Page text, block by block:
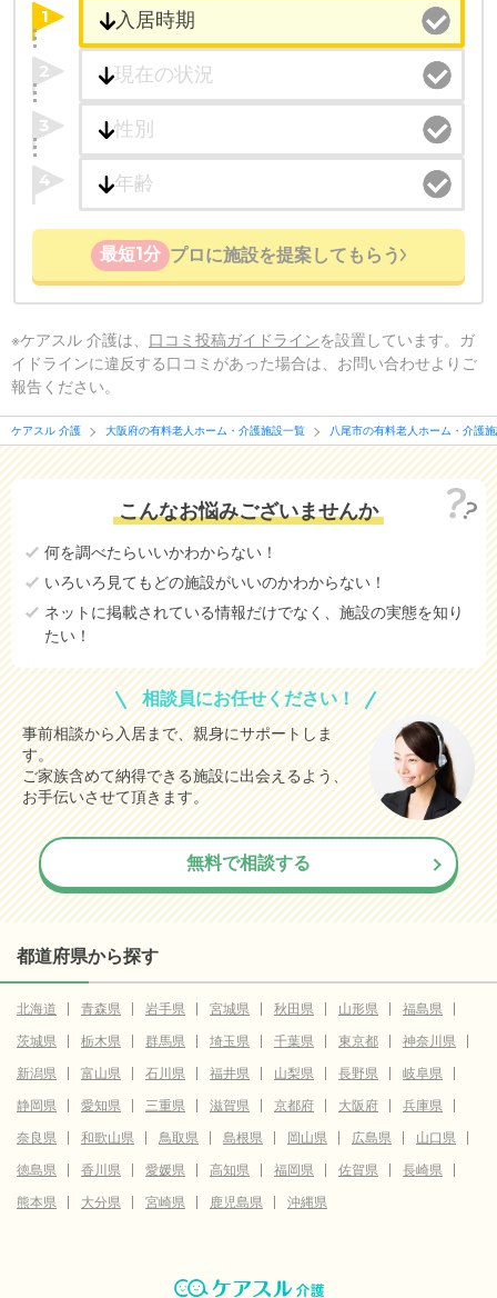
1
2
3
4
最短1分 プロに施設を提案してもらう
※ケアスル 介護は、 口コミ投稿ガイドラインを設置しています。ガ
イドラインに違反する口コミがあった場合は、お問い合わせよりご
報告ください。
ケアスル 介護 大阪府の有料老人ホーム・介護施設一覧 八尾市の有料老人ホーム・介護
こんなお悩みございませんか
何を調べたらいいかわからない！
いろいろ見てもどの施設がいいのかわからない！
ネットに掲載されている情報だけでなく、施設の実態を知り
たい！
相談員にお任せください！
事前相談から入居まで、親身にサポートしま
す。
ご家族含めて納得できる施設に出会えるよう、
お手伝いさせて頂きます。
無料で相談する
都道府県から探す
北海道 青森県 岩手県 宮城県 秋田県 山形県
福島県
茨城県
栃木県 群馬県 埼玉県 千葉県 東京都
神奈川県
新潟県
富山県 石川県 福井県 山梨県 長野県
岐阜県
静岡県
愛知県 三重県 滋賀県 京都府 大阪府
兵庫県
奈良県
和歌山県 鳥取県 島根県 岡山県 広島県
山口県
徳島県
香川県 愛媛県 高知県 福岡県 佐賀県
長崎県
熊本県
大分県 宮崎県 鹿児島県 沖縄県